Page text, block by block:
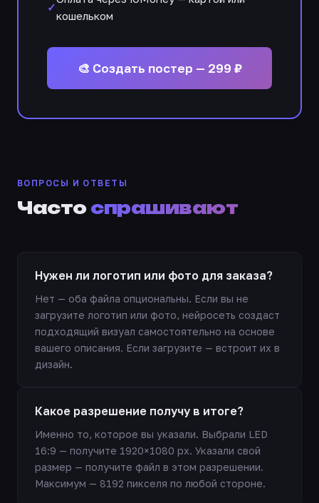
кошельком
🎨 Создать постер — 299 ₽
ВОПРОСЫ И ОТВЕТЫ
Часто спрашивают
Нужен ли логотип или фото для заказа?
Нет — оба файла опциональны. Если вы не
загрузите логотип или фото, нейросеть создаст
подходящий визуал самостоятельно на основе
вашего описания. Если загрузите — встроит их в
дизайн.
Какое разрешение получу в итоге?
Именно то, которое вы указали. Выбрали LED
16:9 — получите 1920×1080 px. Указали свой
размер — получите файл в этом разрешении.
Максимум — 8192 пикселя по любой стороне.